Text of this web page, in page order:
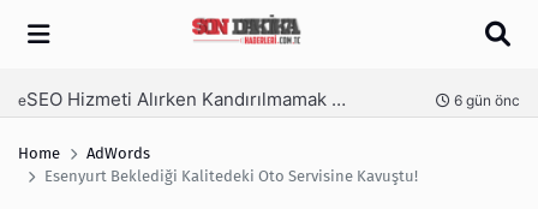
Arama
SEO Hizmeti Alırken Kandırılmamak İçin Bilinmesi Gerekenler 6 gün önce
Home
AdWords
Esenyurt Beklediği Kalitedeki Oto Servisine Kavuştu!